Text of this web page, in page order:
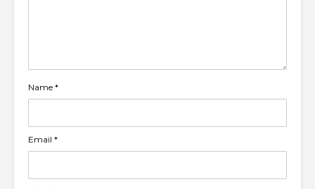
Name *
Email *